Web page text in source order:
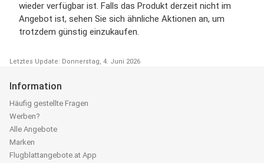
wieder verfügbar ist. Falls das Produkt derzeit nicht im
Angebot ist, sehen Sie sich ähnliche Aktionen an, um
trotzdem günstig einzukaufen.
Letztes Update: Donnerstag, 4. Juni 2026
Information
Häufig gestellte Fragen
Werben?
Alle Angebote
Marken
Flugblattangebote.at App